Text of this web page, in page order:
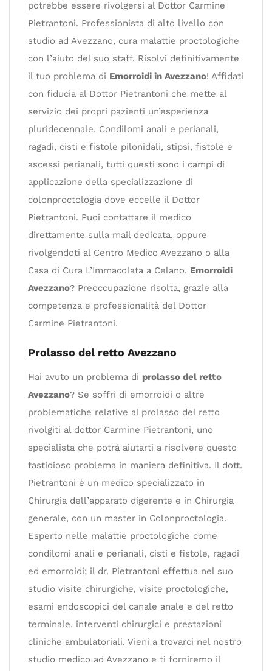
potrebbe essere rivolgersi al Dottor Carmine
Pietrantoni. Professionista di alto livello con
studio ad Avezzano, cura malattie proctologiche
con l’aiuto del suo staff. Risolvi definitivamente
il tuo problema di Emorroidi in Avezzano! Affidati
con fiducia al Dottor Pietrantoni che mette al
servizio dei propri pazienti un’esperienza
pluridecennale. Condilomi anali e perianali,
ragadi, cisti e fistole pilonidali, stipsi, fistole e
ascessi perianali, tutti questi sono i campi di
applicazione della specializzazione di
colonproctologia dove eccelle il Dottor
Pietrantoni. Puoi contattare il medico
direttamente sulla mail dedicata, oppure
rivolgendoti al Centro Medico Avezzano o alla
Casa di Cura L’Immacolata a Celano. Emorroidi
Avezzano? Preoccupazione risolta, grazie alla
competenza e professionalità del Dottor
Carmine Pietrantoni.
Prolasso del retto Avezzano
Hai avuto un problema di prolasso del retto
Avezzano? Se soffri di emorroidi o altre
problematiche relative al prolasso del retto
rivolgiti al dottor Carmine Pietrantoni, uno
specialista che potrà aiutarti a risolvere questo
fastidioso problema in maniera definitiva. Il dott.
Pietrantoni è un medico specializzato in
Chirurgia dell’apparato digerente e in Chirurgia
generale, con un master in Colonproctologia.
Esperto nelle malattie proctologiche come
condilomi anali e perianali, cisti e fistole, ragadi
ed emorroidi; il dr. Pietrantoni effettua nel suo
studio visite chirurgiche, visite proctologiche,
esami endoscopici del canale anale e del retto
terminale, interventi chirurgici e prestazioni
cliniche ambulatoriali. Vieni a trovarci nel nostro
studio medico ad Avezzano e ti forniremo il